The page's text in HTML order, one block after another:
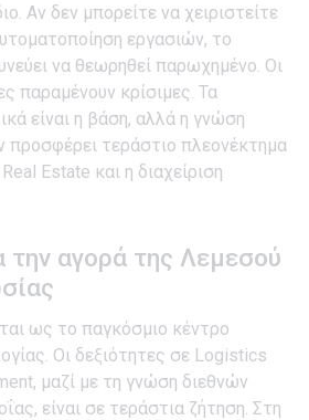
Αν δεν μπορείτε να χειριστείτε
εργασιών, το
να θεωρηθεί παρωχημένο. Οι
παραμένουν κρίσιμες. Τα
είναι η βάση, αλλά η γνώση
τεράστιο πλεονέκτημα
Estate και η διαχείριση
την αγορά της Λεμεσού
ως το παγκόσμιο κέντρο
Οι δεξιότητες σε Logistics
μαζί με τη γνώση διεθνών
είναι σε τεράστια ζήτηση. Στη